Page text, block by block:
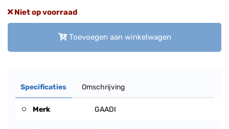
Niet op voorraad
Toevoegen aan winkelwagen
Specificaties Omschrijving
Merk GAADI